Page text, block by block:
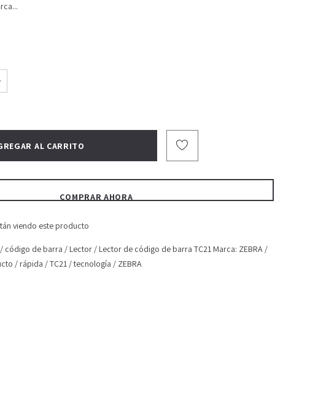
COMPRAR AHORA
viendo este producto
/ código de barra / Lector / Lector de código de barra TC21 Marca: ZEBRA /
/ rápida /TC21 /tecnología / ZEBRA